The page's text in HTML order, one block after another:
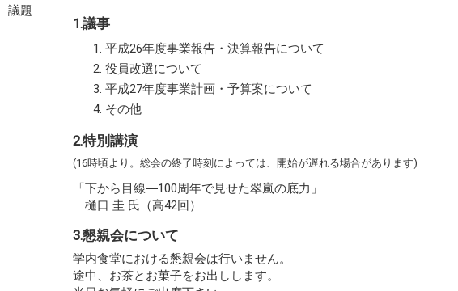
議題
1.議事
平成26年度事業報告・決算報告について
役員改選について
平成27年度事業計画・予算案について
その他
2.特別講演
(16時頃より。総会の終了時刻によっては、開始が遅れる場合があります)
「下から目線―100周年で見せた翠嵐の底力」
樋口 圭 氏（高42回）
3.懇親会について
学内食堂における懇親会は行いません。
途中、お茶とお菓子をお出しします。